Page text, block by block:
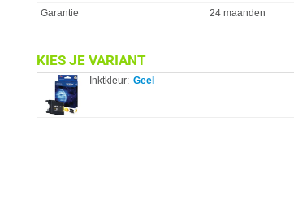
Garantie
24 maanden
KIES JE VARIANT
Inktkleur: Geel